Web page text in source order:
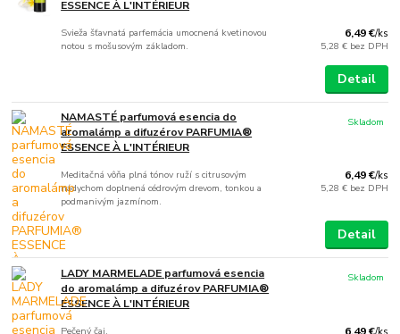
ESSENCE À L'INTÉRIEUR
Svieža šťavnatá parfemácia umocnená kvetinovou
notou s mošusovým základom.
6,49 €/ks
5,28 € bez DPH
Detail
NAMASTÉ parfumová esencia do
aromalámp a difuzérov PARFUMIA®
ESSENCE À L'INTÉRIEUR
Meditačná vôňa plná tónov ruží s citrusovým
nádychom doplnená cédrovým drevom, tonkou a
podmanivým jazmínom.
6,49 €/ks
5,28 € bez DPH
Skladom
Detail
LADY MARMELADE parfumová esencia
do aromalámp a difuzérov PARFUMIA®
ESSENCE À L'INTÉRIEUR
Pečený čaj.
Skladom